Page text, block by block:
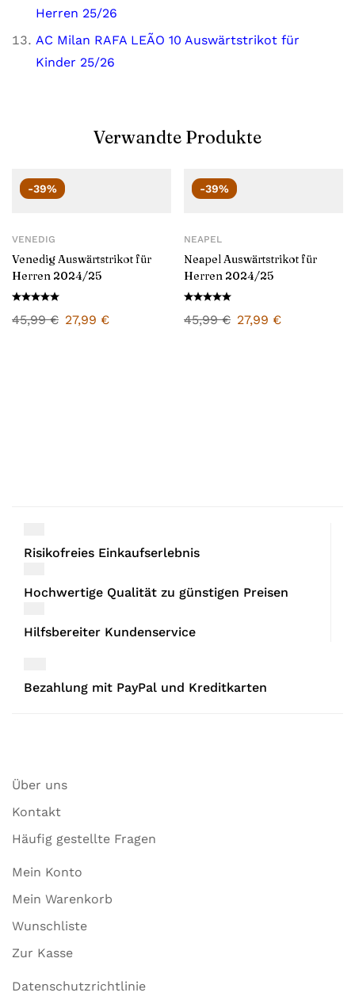
Herren 25/26
AC Milan RAFA LEÃO 10 Auswärtstrikot für
Kinder 25/26
Verwandte Produkte
-39%
VENEDIG
Venedig Auswärtstrikot für
Herren 2024/25
45,99€ 27,99 €
-39%
NEAPEL
Neapel Auswärtstrikot für
Herren 2024/25
45,99€ 27,99 €
Risikofreies Einkaufserlebnis
Hochwertige Qualität zu günstigen Preisen
Hilfsbereiter Kundenservice
Bezahlung mit PayPal und Kreditkarten
Über uns
Kontakt
Häufig gestellte Fragen
Mein Konto
Mein Warenkorb
Wunschliste
Zur Kasse
Datenschutzrichtlinie